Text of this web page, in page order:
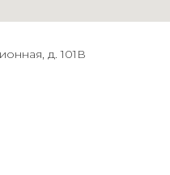
д. 101В